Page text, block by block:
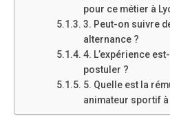
pour ce métier à
3. Peut-on suivre
alternance ?
4. L’expérience
postuler ?
5. Quelle est la
animateur sportif à